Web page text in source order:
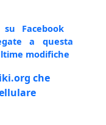
su Facebook
a questa
modifiche
che